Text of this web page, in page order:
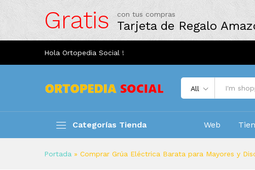
Gratis con tus compras
Tarjeta de Regalo
Hola Ortopedia Social !
All
Categorías Tienda Web
Portada » Comprar Grúa Eléctrica Barata para Mayores y